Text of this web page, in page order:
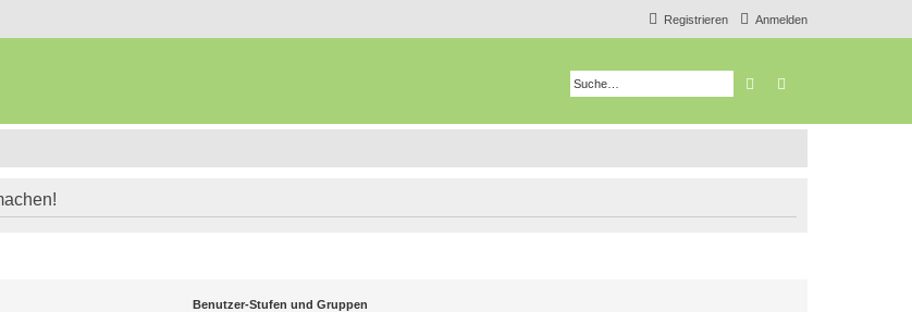
Anmelden
Registrieren
Suche
Benutzer-Stufen und Gruppen